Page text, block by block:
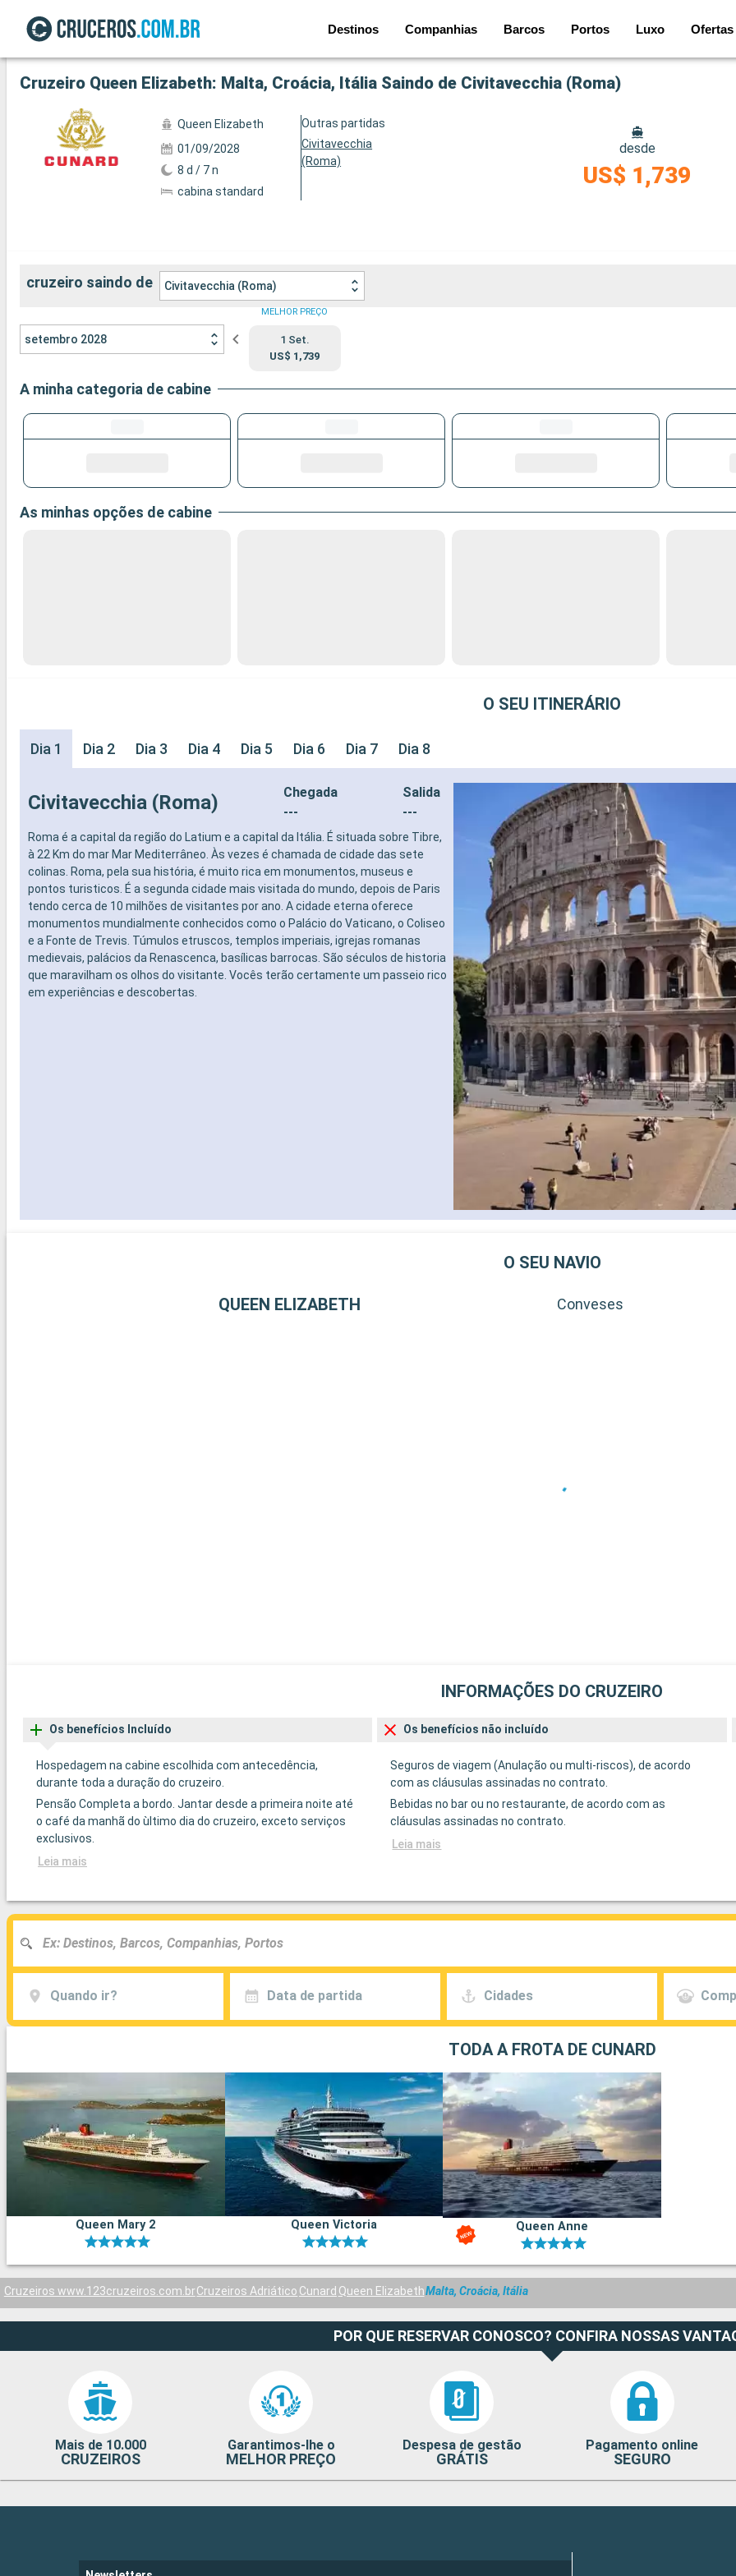
Destinos Companhias Barcos Portos Luxo Ofertas
Ver a 72 fotos
Cruzeiro Queen Elizabeth: Malta, Croácia, Itália Saindo de Civitavecchia (Roma)
Queen Elizabeth
01/09/2028
8 d / 7 n
cabina standard
Outras partidas
Civitavecchia
(Roma)
desde
US$ 1,739
cruzeiro saindo de Civitavecchia (Roma)
setembro 2028
MELHOR PREÇO
1 Set.
US$ 1,739
A minha categoria de cabine
As minhas opções de cabine
O SEU ITINERÁRIO
Dia 1 Dia 2 Dia 3 Dia 4 Dia 5 Dia 6 Dia 7 Dia 8
Civitavecchia (Roma)
Chegada
---
Salida
---
Roma é a capital da região do Latium e a capital da Itália. É situada sobre Tibre,
à 22 Km do mar Mar Mediterrâneo. Às vezes é chamada de cidade das sete
colinas. Roma, pela sua história, é muito rica em monumentos, museus e
pontos turisticos. É a segunda cidade mais visitada do mundo, depois de Paris
tendo cerca de 10 milhões de visitantes por ano. A cidade eterna oferece
monumentos mundialmente conhecidos como o Palácio do Vaticano, o Coliseo
e a Fonte de Trevis. Túmulos etruscos, templos imperiais, igrejas romanas
medievais, palácios da Renascenca, basílicas barrocas. São séculos de historia
que maravilham os olhos do visitante. Vocês terão certamente um passeio rico
em experiências e descobertas.
O SEU NAVIO
QUEEN ELIZABETH Conveses
INFORMAÇÕES DO CRUZEIRO
Os benefícios Incluído
Hospedagem na cabine escolhida com antecedência,
durante toda a duração do cruzeiro.
Pensão Completa a bordo. Jantar desde a primeira noite até
o café da manhã do ùltimo dia do cruzeiro, exceto serviços
exclusivos.
Leia mais
Os benefícios não incluído
Seguros de viagem (Anulação ou multi-riscos), de acordo
com as cláusulas assinadas no contrato.
Bebidas no bar ou no restaurante, de acordo com as
cláusulas assinadas no contrato.
Leia mais
Quando ir? Data de partida Cidades
TODA A FROTA DE CUNARD
Queen Mary 2 Queen Victoria Queen Anne
Cruzeiros www.123cruzeiros.com.brCruzeiros Adriático Cunard Queen ElizabethMalta, Croácia, Itália
POR QUE RESERVAR CONOSCO? CONFIRA NOSSAS
Mais de 10.000
CRUZEIROS
Garantimos-lhe o
MELHOR PREÇO
Despesa de gestão
GRÁTIS
Pagamento online
SEGURO